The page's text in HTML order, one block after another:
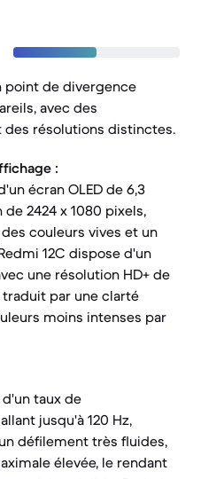
point de divergence
avec des
résolutions distinctes.
:
écran OLED de 6,3
2424 x 1080 pixels,
couleurs vives et un
12C dispose d'un
une résolution HD+ de
traduit par une clarté
moins intenses par
taux de
jusqu'à 120 Hz,
défilement très fluides,
élevée, le rendant